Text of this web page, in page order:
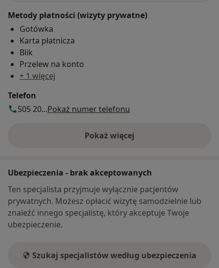
Metody płatności (wizyty prywatne)
Gotówka
Karta płatnicza
Blik
Przelew na konto
+ 1 więcej
Telefon
505 20...Pokaż numer telefonu
Pokaż więcej
o adresie
Ubezpieczenia - brak akceptowanych
Ten specjalista przyjmuje wyłącznie pacjentów
prywatnych. Możesz opłacić wizytę samodzielnie lub
znaleźć innego specjalistę, który akceptuje Twoje
ubezpieczenie.
Szukaj specjalistów według ubezpieczenia